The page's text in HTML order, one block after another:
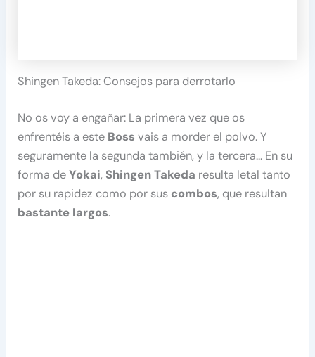
Shingen Takeda: Consejos para derrotarlo
No os voy a engañar: La primera vez que os
enfrentéis a este Boss vais a morder el polvo. Y
seguramente la segunda también, y la tercera… En su
forma deYokai, Shingen Takeda resulta letal tanto
por su rapidez como por sus combos, que resultan
bastante largos.